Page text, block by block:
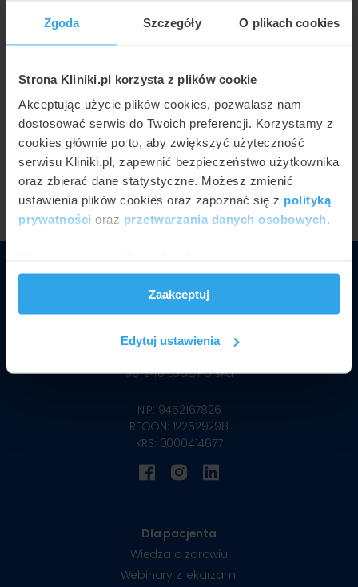
Zgoda Szczegóły O plikach cookies
Strona Kliniki.pl korzysta z plików cookie
Akceptując użycie plików cookies, pozwalasz nam
dostosować serwis do Twoich preferencji. Korzystamy z
cookies głównie po to, aby zwiększyć użyteczność
serwisu Kliniki.pl, zapewnić bezpieczeństwo użytkownika
oraz zbierać dane statystyczne. Możesz zmienić
ustawienia plików cookies oraz zapoznać się z polityką
prywatności oraz przetwarzania danych osobowych.
i reklam, aby oferować funkcje społecznościowe i
analizować ruch w naszej witrynie. Informacje o tym, jak
korzystasz z naszej witryny, udostępniamy partnerom
społecznościowym, reklamowym i analitycznym.
otrzymanymi od Ciebie lub uzyskanymi podczas
Zaakceptuj
Edytuj ustawienia
Kliniki.pl Sp. z o.o.
90-248Łódź, Polska
NIP: 9452167826
REGON: 122529298
KRS: 0000414677
Dla pacjenta
Wiedza o zdrowiu
Webinary z lekarzami